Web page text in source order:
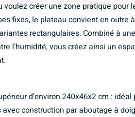
voulez créer une zone pratique pour
fixes, le plateau convient en
rectangulaires. Combiné à
l’humidité, vous créez ainsi un
d’environ 240x46x2 cm :
avec construction par aboutage à